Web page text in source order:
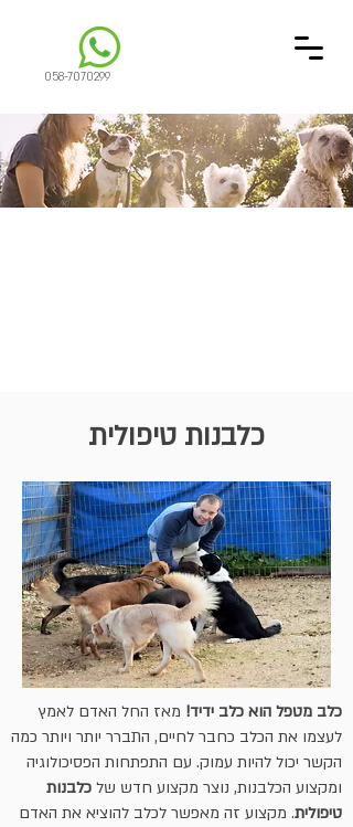
058-7070299
כלבנות טיפולית
כלב מטפל הוא כלב ידיד! מאז החל האדם לאמץ
לעצמו את הכלב כחבר לחיים, התברר יותר ויותר כמה
הקשר יכול להיות עמוק. עם התפתחות הפסיכולוגיה
ומקצוע הכלבנות, נוצר מקצוע חדש של כלבנות
טיפולית. מקצוע זה מאפשר לכלב להוציא את האדם